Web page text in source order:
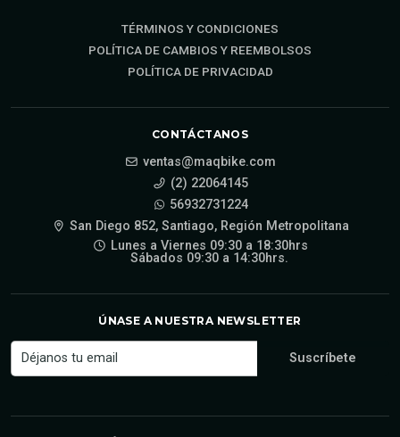
TÉRMINOS Y CONDICIONES
POLÍTICA DE CAMBIOS Y REEMBOLSOS
POLÍTICA DE PRIVACIDAD
CONTÁCTANOS
ventas@maqbike.com
(2) 22064145
56932731224
San Diego 852, Santiago, Región Metropolitana
Lunes a Viernes 09:30 a 18:30hrs
Sábados 09:30 a 14:30hrs.
ÚNASE A NUESTRA NEWSLETTER